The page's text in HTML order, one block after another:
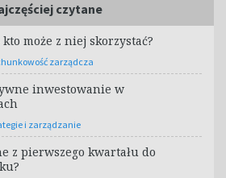
czytane
może z niej skorzystać?
zarządcza
inwestowanie w
i zarządzanie
z pierwszego kwartału do